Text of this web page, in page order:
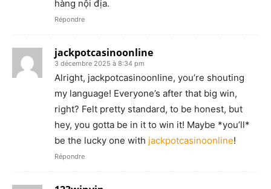
hàng nội địa.
Répondre
jackpotcasinoonline
3 décembre 2025 à 8:34 pm
Alright, jackpotcasinoonline, you’re shouting
my language! Everyone’s after that big win,
right? Felt pretty standard, to be honest, but
hey, you gotta be in it to win it! Maybe *you’ll*
be the lucky one with jackpotcasinoonline!
Répondre